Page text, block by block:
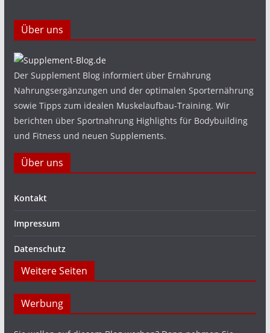
Über uns
Der Supplement Blog informiert über Ernährung
Nahrungsergänzungen und der optimalen Sporternährung
sowie Tipps zum idealen Muskelaufbau-Training. Wir
berichten über Sportnahrung Highlights für Bodybuilding
und Fitness und neuen Supplements.
Über uns
Kontakt
Impressum
Datenschutz
Weitere Seiten
Werbung